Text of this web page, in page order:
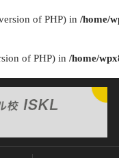
of PHP) in /home/
of PHP) in /home/